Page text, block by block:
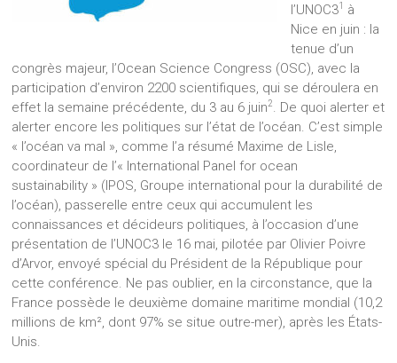
l’UNOC31
à
Nice en juin : la
tenue d’un
congrès majeur, l’Ocean Science Congress (OSC), avec la
participation d’environ 2200 scientifiques, qui se déroulera en
effet la semaine précédente, du 3 au 6 juin2
. De quoi alerter et
alerter encore les politiques sur l’état de l’océan. C’est simple
« l’océan va mal », comme l’a résumé Maxime de Lisle,
coordinateur de l’« International Panel for ocean
sustainability » (IPOS, Groupe international pour la durabilité de
l’océan), passerelle entre ceux qui accumulent les
connaissances et décideurs politiques, à l’occasion d’une
présentation de l’UNOC3 le 16 mai, pilotée par Olivier Poivre
d’Arvor, envoyé spécial du Président de la République pour
cette conférence. Ne pas oublier, en la circonstance, que la
France possède le deuxième domaine maritime mondial (10,2
millions de km², dont 97% se situe outre-mer), après les États-
Unis.